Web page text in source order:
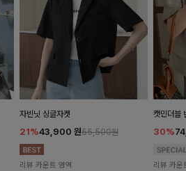
자빈닛 싱글자켓
21%43,900 원55,500원
리뷰 카운트 영역
캣민더블
30%
리뷰 카운